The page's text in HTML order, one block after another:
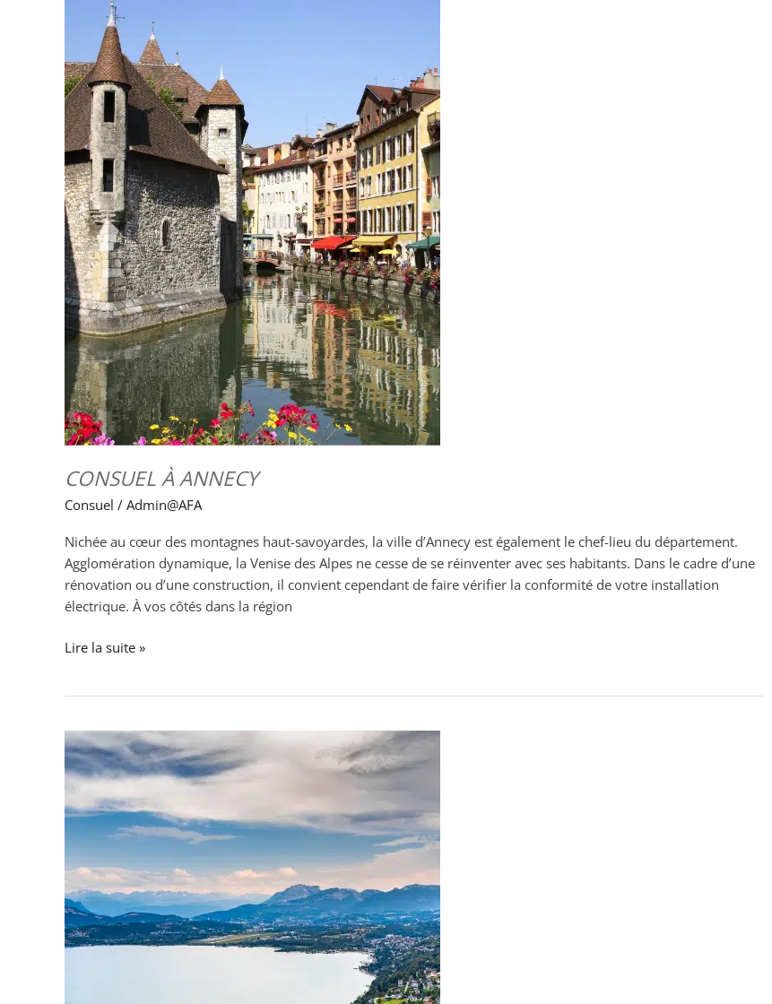
CONSUEL À ANNECY
Consuel / Admin@AFA
Nichée au cœur des montagnes haut-savoyardes, la ville d’Annecy est également le chef-lieu du département.
Agglomération dynamique, la Venise des Alpes ne cesse de se réinventer avec ses habitants. Dans le cadre d’une
rénovation ou d’une construction, il convient cependant de faire vérifier la conformité de votre installation
électrique. À vos côtés dans la région
Annecy
Lire la suite »
Consuel
à
Chambéry